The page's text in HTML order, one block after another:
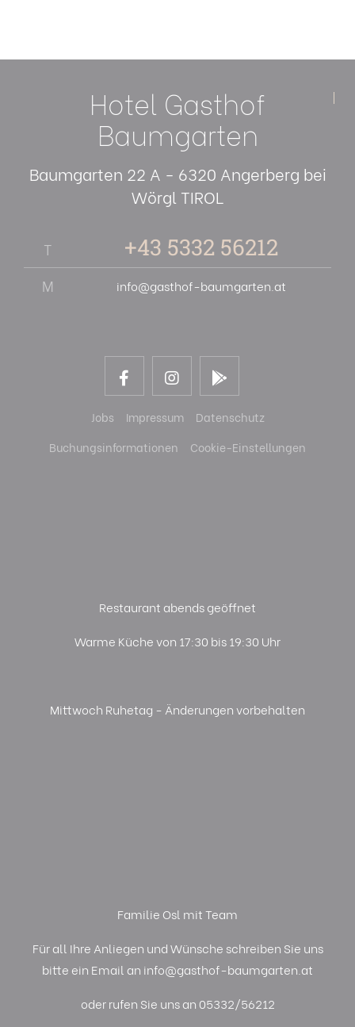
Hotel Gasthof
Baumgarten
Baumgarten 22 A - 6320 Angerberg bei
Wörgl TIROL
T +43 5332 56212
M info@gasthof-baumgarten.at
Jobs Impressum
Datenschutz
Buchungsinformationen
Cookie-Einstellungen
Restaurant abends geöffnet
Warme Küche von 17:30 bis 19:30 Uhr
Mittwoch Ruhetag - Änderungen vorbehalten
Familie Osl mit Team
Für all Ihre Anliegen und Wünsche schreiben Sie uns
bitte ein Email an info@gasthof-baumgarten.at
oder rufen Sie uns an 05332/56212